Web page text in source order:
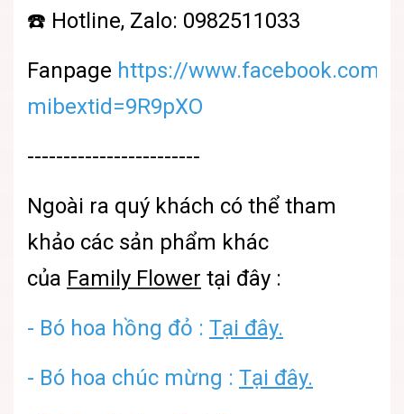
☎️ Hotline, Zalo: 0982511033
Fanpage https://www.facebook.com/
mibextid=9R9pXO
------------------------
Ngoài ra quý khách có thể tham
khảo các sản phẩm khác
của Family Flower tại đây :
- Bó hoa hồng đỏ : Tại đây.
- Bó hoa chúc mừng : Tại đây.